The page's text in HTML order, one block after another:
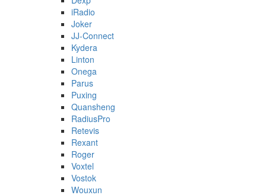
iRadio
Joker
JJ-Connect
Kydera
Linton
Onega
Parus
Puxing
Quansheng
RadiusPro
Retevis
Rexant
Roger
Voxtel
Vostok
Wouxun